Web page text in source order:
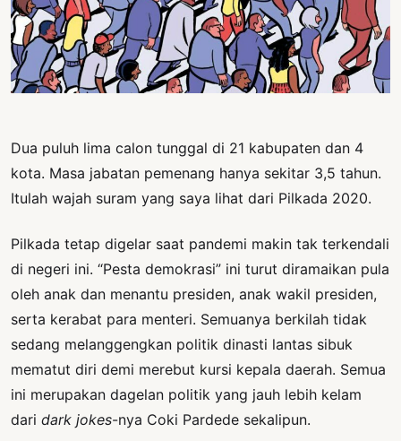
Dua puluh lima calon tunggal di 21 kabupaten dan 4
kota. Masa jabatan pemenang hanya sekitar 3,5 tahun.
Itulah wajah suram yang saya lihat dari Pilkada 2020.
Pilkada tetap digelar saat pandemi makin tak terkendali
di negeri ini. “Pesta demokrasi” ini turut diramaikan pula
oleh anak dan menantu presiden, anak wakil presiden,
serta kerabat para menteri. Semuanya berkilah tidak
sedang melanggengkan politik dinasti lantas sibuk
mematut diri demi merebut kursi kepala daerah. Semua
ini merupakan dagelan politik yang jauh lebih kelam
dari dark jokes-nya Coki Pardede sekalipun.